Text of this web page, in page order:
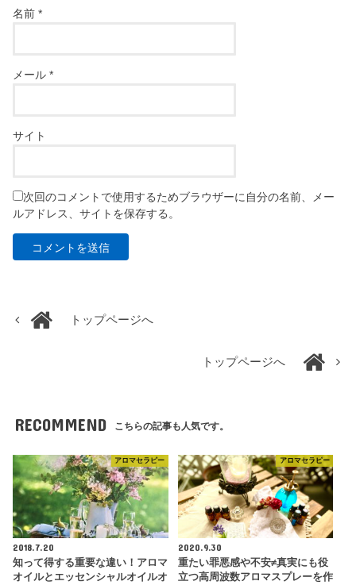
名前*
メール*
サイト
次回のコメントで使用するためブラウザーに自分の名前、メー
ルアドレス、サイトを保存する。
トップページへ
トップページへ
RECOMMEND こちらの記事も人気です。
アロマセラピー
2018.7.20
知って得する重要な違い！アロマ
オイルとエッセンシャルオイルオ
アロマセラピー
2020.9.30
重たい罪悪感や不安≠真実にも役
立つ高周波数アロマスプレーを作